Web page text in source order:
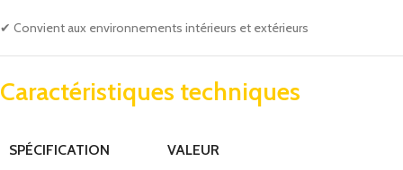
✔ Convient aux environnements intérieurs et extérieurs
Caractéristiques techniques
SPÉCIFICATION VALEUR